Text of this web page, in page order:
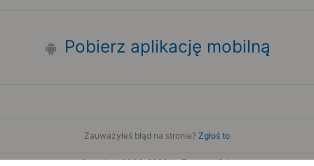
Pobierz aplikację mobilną
Zauważyłeś błąd na stronie? Zgłoś to
Copyright 2006-2026 by Teroplan S.A.